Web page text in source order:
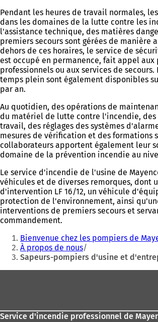
Pendant les heures de travail normales,
dans les domaines de la lutte contre les
l'assistance technique, des matières
premiers secours sont gérées de manière
dehors de ces horaires, le service de
est occupé en permanence, fait appel aux
professionnels ou aux services de secours.
temps plein sont également disponibles
par an.
Au quotidien, des opérations de
du matériel de lutte contre l'incendie, des
travail, des réglages des systèmes
mesures de vérification et des formations
collaborateurs apportent également leur
domaine de la prévention incendie au
Le service d'incendie de l'usine de
véhicules et de diverses remorques, dont
d'intervention LF 16/12, un véhicule
protection de l'environnement, ainsi
interventions de premiers secours et
commandement.
Vous
êtes
ici
:
Bienvenue chez les pompiers de
À propos de nous
Sapeurs-pompiers d'usine et
Service d'incendie professionnel de